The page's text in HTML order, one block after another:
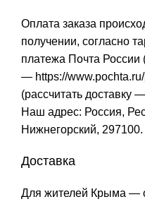
Оплата заказа
получении, согласно
платежа Почта России
— https://
(рассчитать доставку —
Наш адрес: Россия,
Нижнегорский, 297100.
Доставка
Для жителей Крыма —